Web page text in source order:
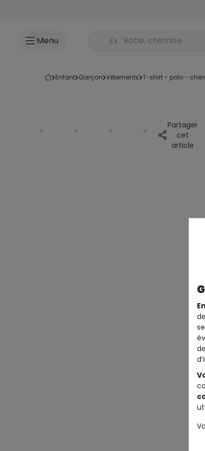
Menu Rechercher un produit
enfant garçon vêtements t-shirt - polo -
Partager
cet
article